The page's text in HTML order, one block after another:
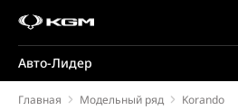
Авто-Лидер
Главная Модельный ряд Korando